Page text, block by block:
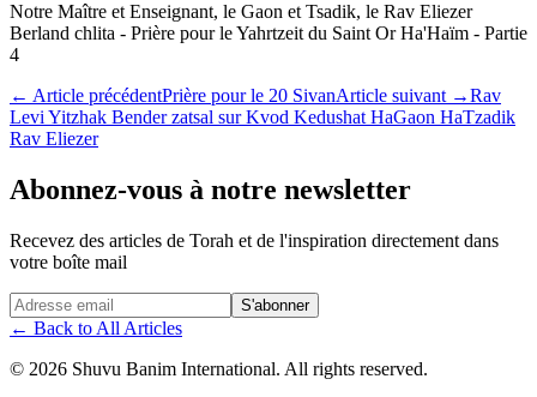
Notre Maître et Enseignant, le Gaon et Tsadik, le Rav Eliezer
Berland chlita - Prière pour le Yahrtzeit du Saint Or Ha'Haïm - Partie
4
← Article précédentPrière pour le 20 SivanArticle suivant →Rav
Levi Yitzhak Bender zatsal sur Kvod Kedushat HaGaon HaTzadik
Rav Eliezer
Abonnez-vous à notre newsletter
Recevez des articles de Torah et de l'inspiration directement dans
votre boîte mail
Website (leave blank) S'abonner
← Back to All Articles
© 2026 Shuvu Banim International. All rights reserved.